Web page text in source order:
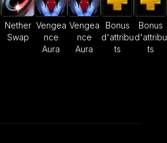
Nether
Swap
Vengea
nce
Aura
Vengea
nce
Aura
Bonus
d'attribu
ts
Bonus
d'attribu
ts